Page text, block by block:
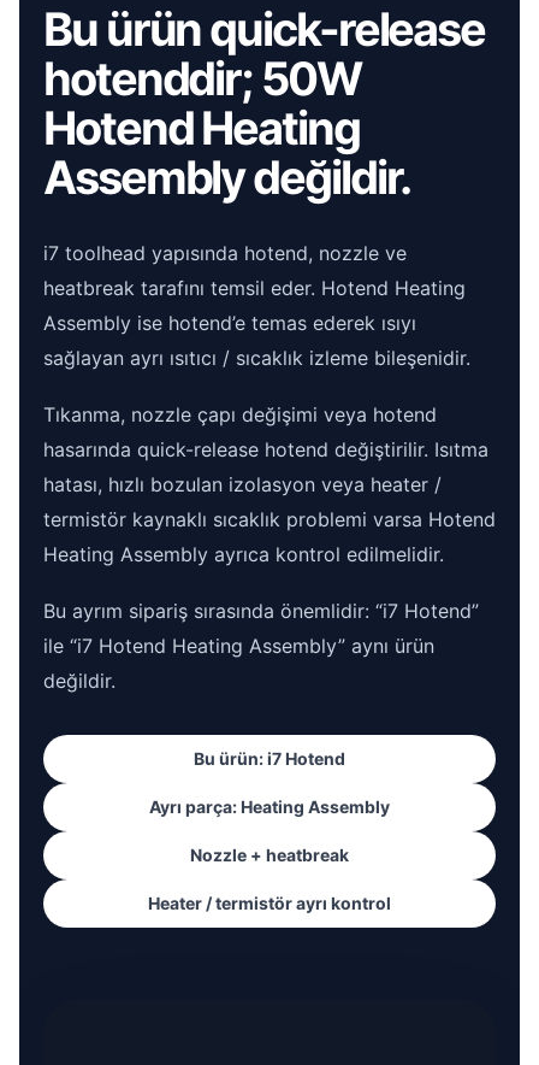
Bu ürün quick-release
hotenddir; 50W
Hotend Heating
Assembly değildir.
i7 toolhead yapısında hotend, nozzle ve
heatbreak tarafını temsil eder. Hotend Heating
Assembly ise hotend’e temas ederek ısıyı
sağlayan ayrı ısıtıcı / sıcaklık izleme bileşenidir.
Tıkanma, nozzle çapı değişimi veya hotend
hasarında quick-release hotend değiştirilir. Isıtma
hatası, hızlı bozulan izolasyon veya heater /
termistör kaynaklı sıcaklık problemi varsa Hotend
Heating Assembly ayrıca kontrol edilmelidir.
Bu ayrım sipariş sırasında önemlidir: “i7 Hotend”
ile “i7 Hotend Heating Assembly” aynı ürün
değildir.
Bu ürün: i7 Hotend
Ayrı parça: Heating Assembly
Nozzle + heatbreak
Heater / termistör ayrı kontrol